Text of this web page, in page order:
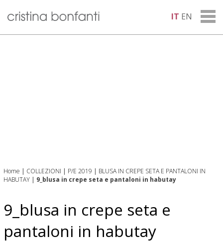
IT EN
Home | COLLEZIONI | P/E 2019 | BLUSA IN CREPE SETA E PANTALONI IN
HABUTAY | 9_blusa in crepe seta e pantaloni in habutay
9_blusa in crepe seta e
pantaloni in habutay